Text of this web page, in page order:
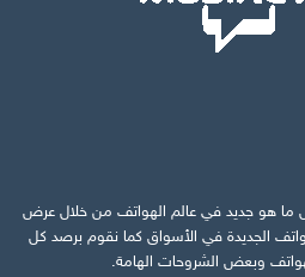
ما هو جديد في عالم الهواتف من خلال عرض
الجديدة في الأسواق كما نقوم برصد كل
وبعض الشروحات الهامة.